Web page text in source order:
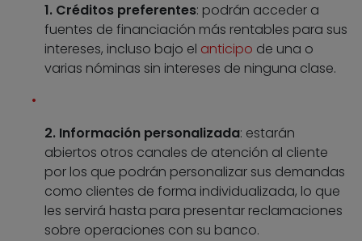
1. Créditos preferentes: podrán acceder a
fuentes de financiación más rentables para sus
intereses, incluso bajo el anticipo de una o
varias nóminas sin intereses de ninguna clase.
2. Información personalizada: estarán
abiertos otros canales de atención al cliente
por los que podrán personalizar sus demandas
como clientes de forma individualizada, lo que
les servirá hasta para presentar reclamaciones
sobre operaciones con su banco.